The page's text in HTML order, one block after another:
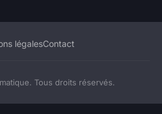
légalesContact
Tous droits réservés.